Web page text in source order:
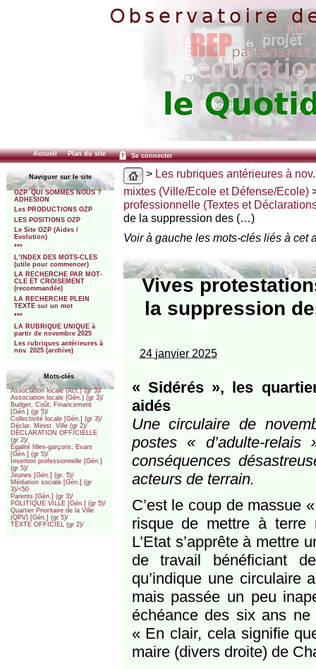
Accueil Plan du site Se connecter
Naviguer sur le site
OZP. QUI SOMMES NOUS ?
ADHESION
Les PRODUCTIONS OZP
LES POSITIONS OZP
Le Site OZP (Aides /
Evolution)
***
L’INDEX DES MOTS-CLES
(utile pour commencer)
LA RECHERCHE PAR MOT-
CLE ET CROISEMENT
(recommandée)
LA RECHERCHE PLEIN
TEXTE sur un mot
***
LA RUBRIQUE UNIQUE à
partir de novembre 2025
Les rubriques antérieures à
nov. 2025 (archive)
Mots-clés
Association locale (Act.) (gr 3)/
Association locale (Gén.) (gr 3)/
Budget, Coût, Financement
[Gén.] (gr 5)/
Collectivité locale [Gén.] (gr 3)/
Déclar. Minist. Ville (gr 2)/
DÉCLARATION OFFICIELLE
(gr 2)/
Egalité filles-garçons, Evars
[Gén.] (gr 5)/
Insertion professionnelle [Gén.]
(gr 5)/
Jeunes [Gén.] (gr. 5)/
Médiation sociale [Gén.] (gr
3)/<50
Parents [Gén.] (gr 3)/
POLITIQUE VILLE [Gén.] (gr 5)/
Quartier Prioritaire de la Ville
(QPV) [Gén.] (gr 5)/
TEXTE OFFICIEL (gr 2)/
> Les rubriques antérieures à
mixtes (Ville/Ecole et Défense/Ecole)
professionnelle (Textes et
de la suppression des (…)
Voir à gauche les mots-clés liés à cet
Vives
la suppression
24 janvier 2025
« Sidérés », les
aidés
Une circulaire de
postes « d’adulte-
conséquences
acteurs de terrain.
C’est le coup de massue
risque de mettre à terre
L’Etat s’apprête à mettre
de travail bénéficiant
qu’indique une circulaire
mais passée un peu
échéance des six ans ne
« En clair, cela signifie
maire (divers droite) de